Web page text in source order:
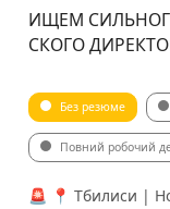
ИЩЕМ
СКОГО
Без резюме
Повний робочий
🚨 📍 Тбилиси |